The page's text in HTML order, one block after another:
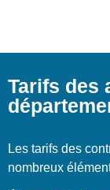
Tarifs des
Les tarifs des
nombreux